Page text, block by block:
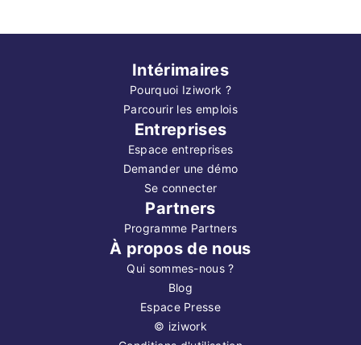
Intérimaires
Pourquoi Iziwork ?
Parcourir les emplois
Entreprises
Espace entreprises
Demander une démo
Se connecter
Partners
Programme Partners
À propos de nous
Qui sommes-nous ?
Blog
Espace Presse
© iziwork